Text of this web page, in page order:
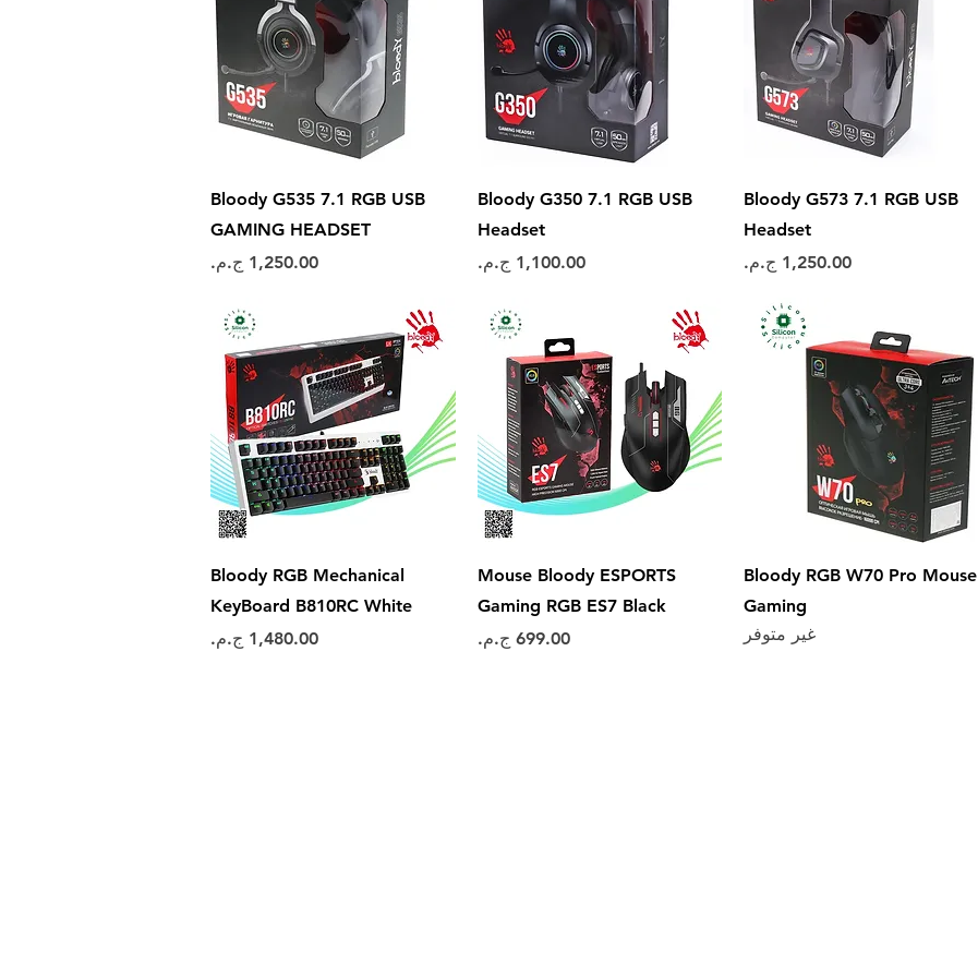
العرض السريع
Bloody G573 7.1 RGB USB
Headset
السعر
العرض السريع
Bloody G350 7.1 RGB USB
Headset
السعر‏1,100.00 ج.م.‏
العرض السريع
Bloody G535 7.1 RGB USB
GAMING HEADSET
السعر
العرض السريع
Bloody RGB W70 Pro Mouse
Gaming
غير متوفر
العرض السريع
Mouse Bloody ESPORTS
Gaming RGB ES7 Black
السعر‏699.00 ج.م.‏
العرض السريع
Bloody RGB Mechanical
KeyBoard B810RC White
السعر